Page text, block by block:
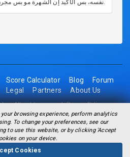
browsing experience, perform analytics
To change your preferences, see our
to use this website, or by clicking 'Accept
on your device.
Cookies
نفسه، بس الأكيد إن الشهرة مو بس مجرد حظ.
Score Calculator Blog
Forum
Legal Partners About Us
Inc. All rights reserved.Privacy Policy